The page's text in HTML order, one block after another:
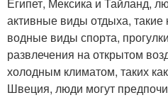
активные виды отдыха,
водные виды спорта,
развлечения на открытом
холодным климатом, таких
Швеция, люди могут